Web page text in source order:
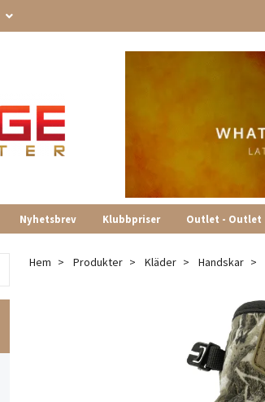
Nyhetsbrev Klubbpriser Outlet - Outlet
Hem Produkter Kläder Handskar